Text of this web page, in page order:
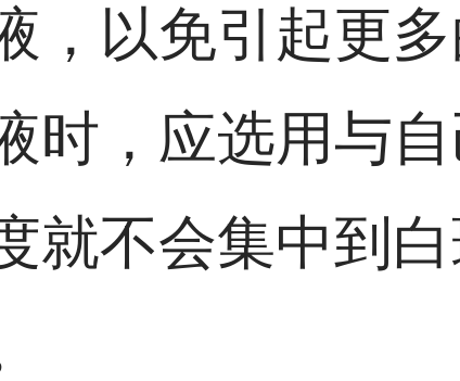
，以免引起更
时，应选用与
就不会集中到